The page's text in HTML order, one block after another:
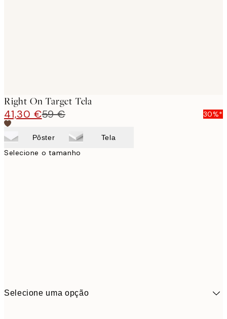
Right On Target Tela
41,30 €59 € 30%*
Pôster Tela
Selecione o tamanho
Selecione uma opção